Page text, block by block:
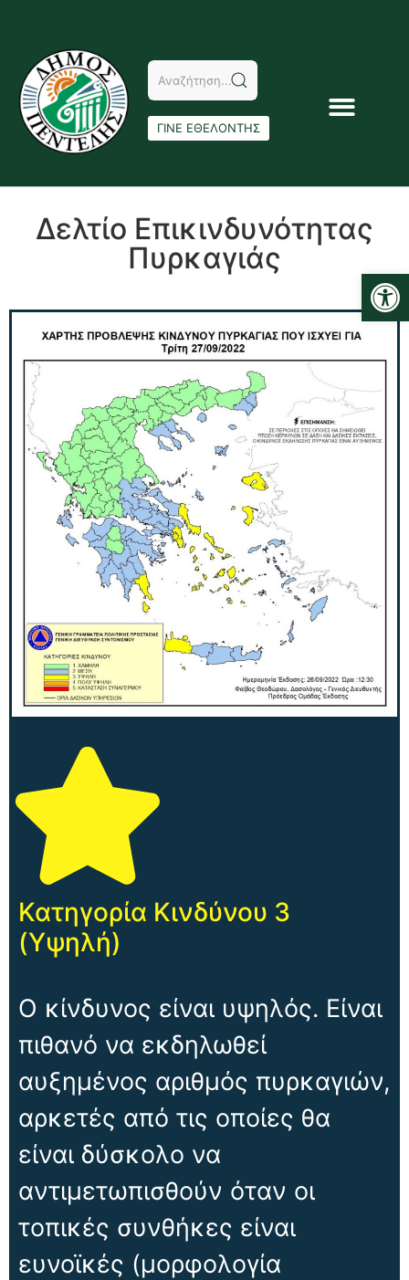
ΓΙΝΕ ΕΘΕΛΟΝΤΗΣ
Δελτίο Επικινδυνότητας
Πυρκαγιάς
Κατηγορία Κινδύνου 3
(Υψηλή)
Ο κίνδυνος είναι υψηλός. Είναι
πιθανό να εκδηλωθεί
αυξημένος αριθμός πυρκαγιών,
αρκετές από τις οποίες θα
είναι δύσκολο να
αντιμετωπισθούν όταν οι
τοπικές συνθήκες είναι
ευνοϊκές (μορφολογία